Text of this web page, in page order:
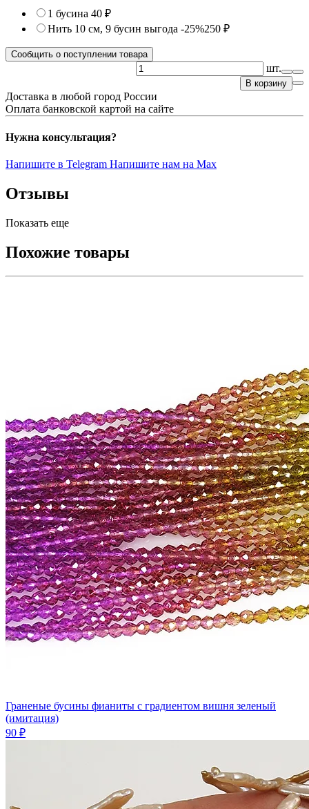
1 бусина 40 ₽
Нить 10 см, 9 бусин выгода -25%250 ₽
Сообщить о поступлении товара
шт.
В корзину
Доставка в любой город России
Оплата банковской картой на сайте
Нужна консультация?
Напишите в Telegram Напишите нам на Max
Отзывы
Показать еще
Похожие товары
Граненые бусины фианиты с градиентом вишня зеленый
(имитация)
90 ₽